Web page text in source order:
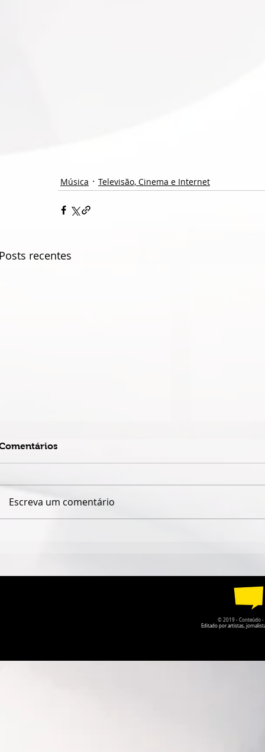
Música Televisão, Cinema e Internet
recentes
DA PRÓPRIA HISTÓRIA
Escreva um comentário
© 2019 - Conteúdo -
Editado por artistas,